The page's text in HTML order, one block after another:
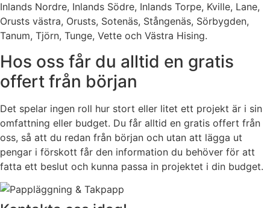
Inlands Nordre, Inlands Södre, Inlands Torpe, Kville, Lane,
Orusts västra, Orusts, Sotenäs, Stångenäs, Sörbygden,
Tanum, Tjörn, Tunge, Vette och Västra Hising.
Hos oss får du alltid en gratis
offert från början
Det spelar ingen roll hur stort eller litet ett projekt är i sin
omfattning eller budget. Du får alltid en gratis offert från
oss, så att du redan från början och utan att lägga ut
pengar i förskott får den information du behöver för att
fatta ett beslut och kunna passa in projektet i din budget.